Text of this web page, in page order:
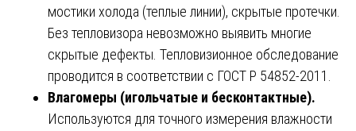
мостики холода (теплые линии), скрытые протечки.
Без тепловизора невозможно выявить многие
скрытые дефекты. Тепловизионное обследование
проводится в соответствии с ГОСТ Р 54852-2011.
Влагомеры (игольчатые и бесконтактные).
Используются для точного измерения влажности